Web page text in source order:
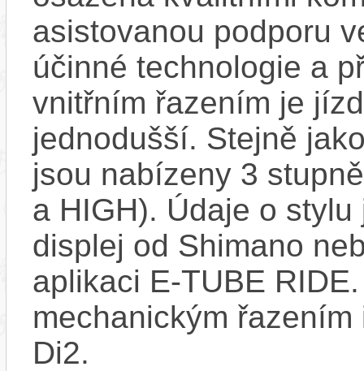
asistovanou podporu
účinné technologie a
vnitřním řazením je
jednodušší. Stejně
jsou nabízeny 3
a HIGH). Údaje o
displej od Shimano
aplikaci E-TUBE
mechanickým
Di2.